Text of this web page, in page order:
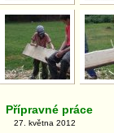
Přípravné práce
27. května 2012